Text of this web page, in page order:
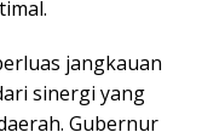
jangkauan
sinergi yang
Gubernur